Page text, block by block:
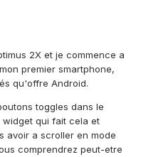
2X et je commence a
premier smartphone,
qu'offre Android.
toggles dans le
qui fait cela et
avoir a scroller en mode
comprendrez peut-etre